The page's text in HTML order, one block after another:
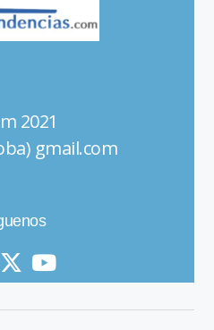
2021
gmail.com